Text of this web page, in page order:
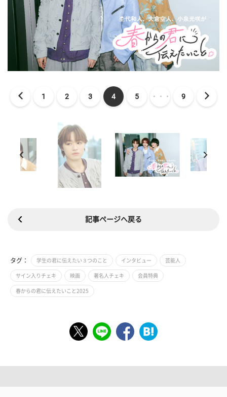
1 2 3 4 5 ・・・ 9
記事ページへ戻る
タグ： 学生の君に伝えたい３つのこと インタビュー 芸能人
サイン入りチェキ 映画 著名人チェキ 会員特典
春からの君に伝えたいこと2025